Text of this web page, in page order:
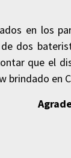
en los
dos
que el
brindado en